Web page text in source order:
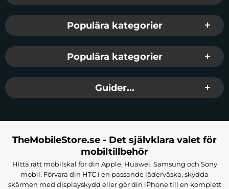
Populära kategorier
Populära kategorier
Guider...
TheMobileStore.se - Det självklara valet för
mobiltillbehör
Hitta rätt mobilskal för din Apple, Huawei, Samsung och Sony
mobil. Förvara din HTC i en passande läderväska, skydda
skärmen med displayskydd eller gör din iPhone till en komplett